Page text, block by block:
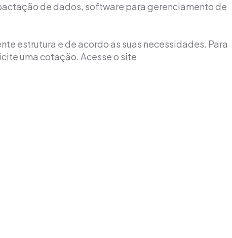
de dados, software para gerenciamento de
estrutura e de acordo as suas necessidades. Para
uma cotação. Acesse o site